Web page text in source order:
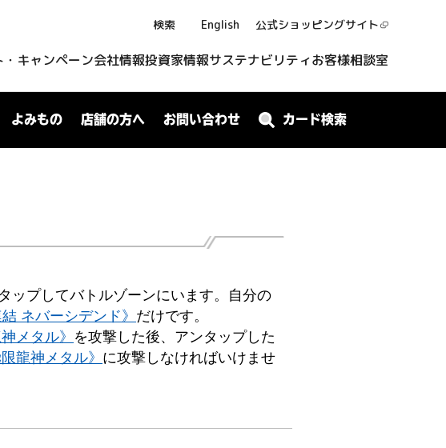
検索 English 公式ショッピングサイト
・キャンペーン会社情報投資家情報サステナビリティお客様相談室
よみもの 店舗の方へ お問い合わせ カード検索
ップしてバトルゾーンにいます。自分の
結 ネバーシデンド》 だけです。
メタル》 を攻撃した後、アンタップした
限龍神メタル》 に攻撃しなければいけませ